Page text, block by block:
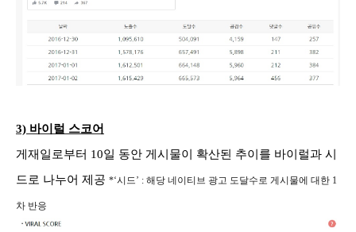
3) 바이럴 스코어
게재일로부터 10일 동안 게시물이 확산된 추이를 바이럴과 시
드로 나누어 제공 *‘시드’ : 해당 네이티브 광고 도달수로 게시물에 대한 1
차 반응